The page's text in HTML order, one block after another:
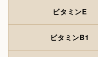
ビタミンE
ビタミンB1